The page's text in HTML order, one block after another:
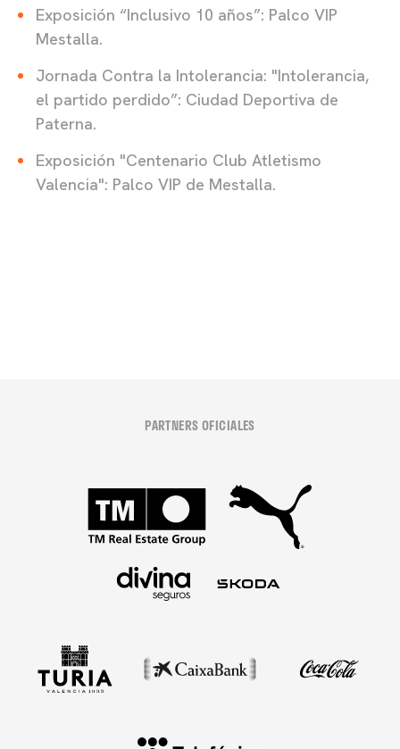
Exposición “Inclusivo 10 años”: Palco VIP
Mestalla.
Jornada Contra la Intolerancia: "Intolerancia,
el partido perdido”: Ciudad Deportiva de
Paterna.
Exposición "Centenario Club Atletismo
Valencia": Palco VIP de Mestalla.
PARTNERS OFICIALES